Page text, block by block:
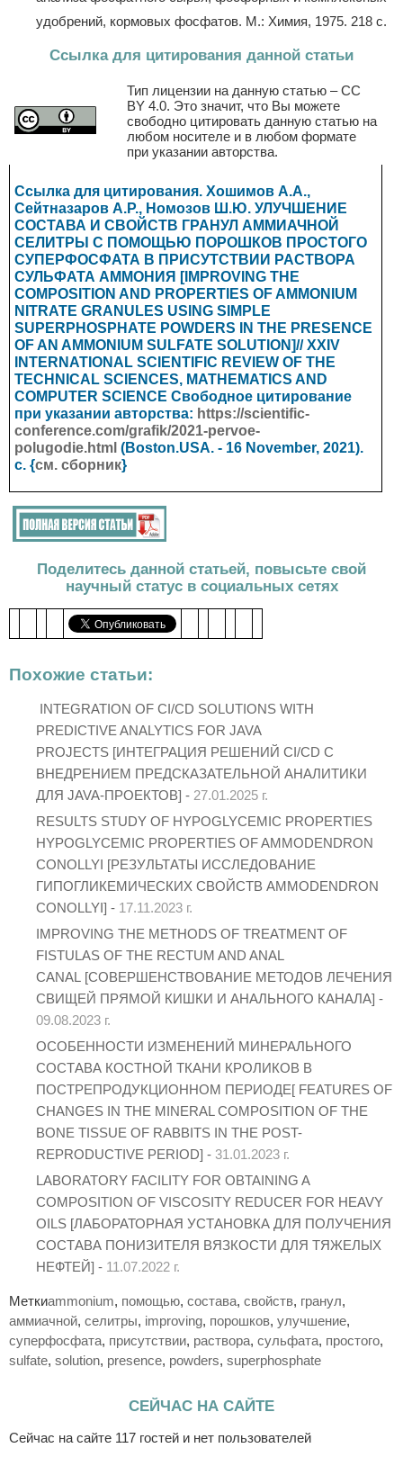
удобрений, кормовых фосфатов. М.: Химия, 1975. 218 с.
Ссылка для цитирования данной статьи
Тип лицензии на данную статью – CC
BY 4.0. Это значит, что Вы можете
свободно цитировать данную статью на
любом носителе и в любом формате
при указании авторства.
Ссылка для цитирования. Хошимов А.А.,
Сейтназаров А.Р., Номозов Ш.Ю. УЛУЧШЕНИЕ
СОСТАВА И СВОЙСТВ ГРАНУЛ АММИАЧНОЙ
СЕЛИТРЫ С ПОМОЩЬЮ ПОРОШКОВ ПРОСТОГО
СУПЕРФОСФАТА В ПРИСУТСТВИИ РАСТВОРА
СУЛЬФАТА АММОНИЯ [IMPROVING THE
COMPOSITION AND PROPERTIES OF AMMONIUM
NITRATE GRANULES USING SIMPLE
SUPERPHOSPHATE POWDERS IN THE PRESENCE
OF AN AMMONIUM SULFATE SOLUTION]// XXIV
INTERNATIONAL SCIENTIFIC REVIEW OF THE
TECHNICAL SCIENCES, MATHEMATICS AND
COMPUTER SCIENCE Свободное цитирование
при указании авторства: https://scientific-
conference.com/grafik/2021-pervoe-
polugodie.html (Boston.USA. - 16 November, 2021).
с. {см. сборник}
Поделитесь данной статьей, повысьте свой
научный статус в социальных сетях
Похожие статьи:
INTEGRATION OF CI/CD SOLUTIONS WITH
PREDICTIVE ANALYTICS FOR JAVA
PROJECTS [ИНТЕГРАЦИЯ РЕШЕНИЙ CI/CD С
ВНЕДРЕНИЕМ ПРЕДСКАЗАТЕЛЬНОЙ АНАЛИТИКИ
ДЛЯ JAVA-ПРОЕКТОВ] - 27.01.2025 г.
RESULTS STUDY OF HYPOGLYCEMIC PROPERTIES
HYPOGLYCEMIC PROPERTIES OF AMMODENDRON
CONOLLYI [РЕЗУЛЬТАТЫ ИССЛЕДОВАНИЕ
ГИПОГЛИКЕМИЧЕСКИХ СВОЙСТВ AMMODENDRON
CONOLLYI] - 17.11.2023 г.
IMPROVING THE METHODS OF TREATMENT OF
FISTULAS OF THE RECTUM AND ANAL
CANAL [СОВЕРШЕНСТВОВАНИЕ МЕТОДОВ ЛЕЧЕНИЯ
СВИЩЕЙ ПРЯМОЙ КИШКИ И АНАЛЬНОГО КАНАЛА] -
09.08.2023 г.
ОСОБЕННОСТИ ИЗМЕНЕНИЙ МИНЕРАЛЬНОГО
СОСТАВА КОСТНОЙ ТКАНИ КРОЛИКОВ В
ПОСТРЕПРОДУКЦИОННОМ ПЕРИОДЕ[ FEATURES OF
CHANGES IN THE MINERAL COMPOSITION OF THE
BONE TISSUE OF RABBITS IN THE POST-
REPRODUCTIVE PERIOD] - 31.01.2023 г.
LABORATORY FACILITY FOR OBTAINING A
COMPOSITION OF VISCOSITY REDUCER FOR HEAVY
OILS [ЛАБОРАТОРНАЯ УСТАНОВКА ДЛЯ ПОЛУЧЕНИЯ
СОСТАВА ПОНИЗИТЕЛЯ ВЯЗКОСТИ ДЛЯ ТЯЖЕЛЫХ
НЕФТЕЙ] - 11.07.2022 г.
Меткиammonium, помощью, состава, свойств, гранул,
аммиачной, селитры, improving, порошков, улучшение,
суперфосфата, присутствии, раствора, сульфата, простого,
sulfate, solution, presence, powders, superphosphate
СЕЙЧАС НА САЙТЕ
Сейчас на сайте 117 гостей и нет пользователей